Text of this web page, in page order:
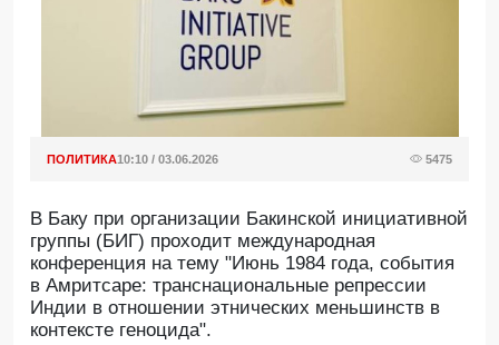
ПОЛИТИКА10:10 / 03.06.2026 5475
В Баку при организации Бакинской инициативной
группы (БИГ) проходит международная
конференция на тему "Июнь 1984 года, события
в Амритсаре: транснациональные репрессии
Индии в отношении этнических меньшинств в
контексте геноцида".